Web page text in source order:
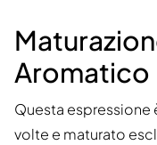
Aromatico
Questa espressione
volte e maturato